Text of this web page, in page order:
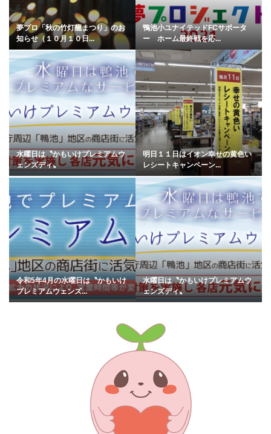
夢プロ「秋の竹灯籠まつり」のお
知らせ（１０月１０日...
鴨池小ユナイテッドFCサポータ
ー ホーム最終戦を応...
水曜日は〝かもいけプレミアムウ
ェンズディ〟
明日１１日はイオン幸せの黄色い
レシートキャンペーン...
令和5年4月の水曜日は〝かもいけ
プレミアムウェンズ...
水曜日は〝かもいけプレミアムウ
ェンズディ〟